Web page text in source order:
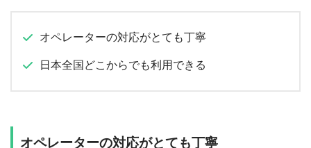
オペレーターの対応がとても丁寧
日本全国どこからでも利用できる
オペレーターの対応がとても丁寧